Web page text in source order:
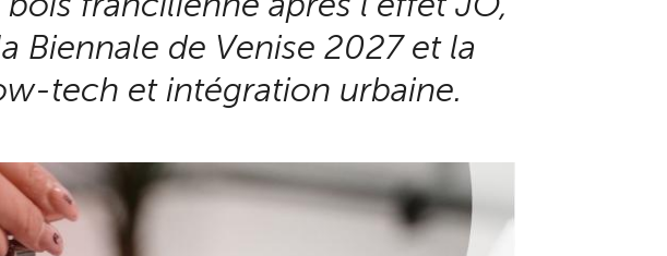
Biennale de Venise 2027 et la
tech et intégration urbaine.